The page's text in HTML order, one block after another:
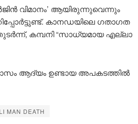
വിമാനം’ ആയിരുന്നുവെന്നും
കാനഡയിലെ ഗതാഗത
കമ്പനി “സാധ്യമായ എല്ലാ
ആദ്യം ഉണ്ടായ അപകടത്തിൽ
MAN DEATH